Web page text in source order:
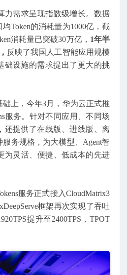
力需求呈现指数级增长。数据
Token的消耗量为1000亿，截
消耗量已突破30万亿， 1年半
反映了我国人工智能应用规模
础设施的需求提出了更大的挑
上，今年3月，华为云正式推
服务。针对不同应用、不同场
还提供了在线版、进线版、离
务规格，为大模型、Agent智
为灵活、便捷、低成本的先进
服务正式接入CloudMatrix3
框架再次实现了吞吐
提升至2400TPS，TPOT